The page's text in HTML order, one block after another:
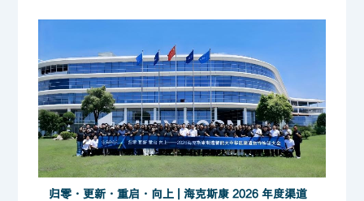
归零・更新・重启・向上 | 海克斯康 2026 年度渠道